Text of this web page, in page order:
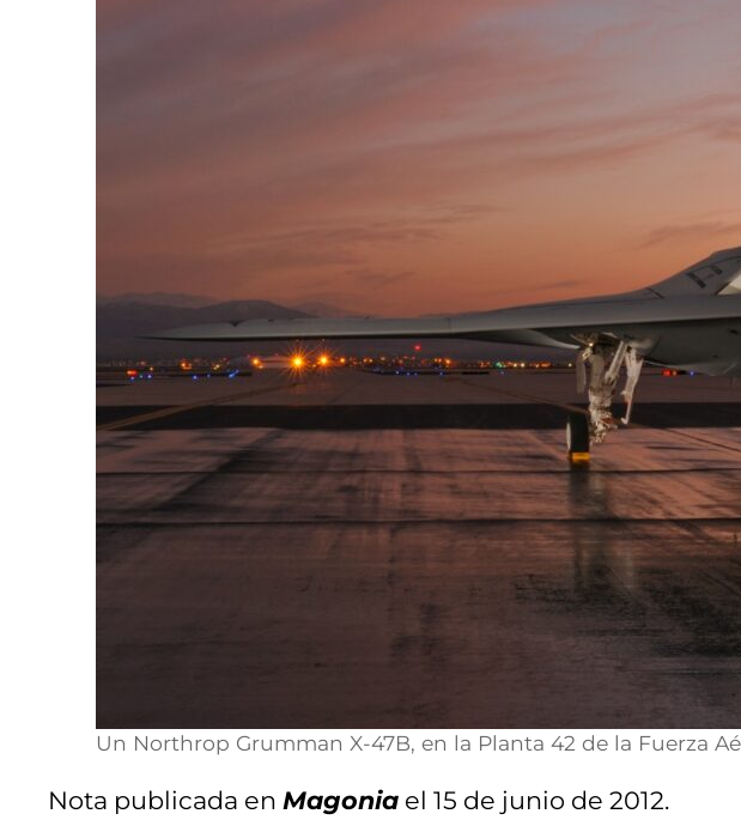
Un Northrop Grumman X-47B, en la Planta 42 de la Fuerza
Nota publicada en Magonia el 15 de junio de 2012.